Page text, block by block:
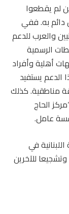
لم يقطعوا
دائم به. ففي
والعرب للدعم
الرسمية
أهلية وأفراد
الدعم يستفيد
مناطقية. كذلك
الحاج
عامل.
في
للآخرين